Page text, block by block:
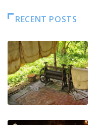
RECENT POSTS